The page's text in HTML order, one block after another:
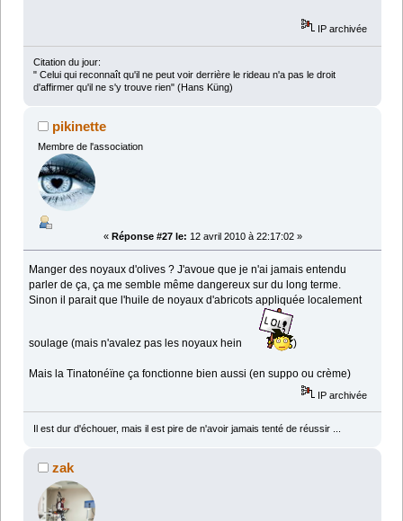
IP archivée
Citation du jour:
" Celui qui reconnaît qu'il ne peut voir derrière le rideau n'a pas le droit
d'affirmer qu'il ne s'y trouve rien" (Hans Küng)
pikinette
Membre de l'association
« Réponse #27 le: 12 avril 2010 à 22:17:02 »
Manger des noyaux d'olives ? J'avoue que je n'ai jamais entendu
parler de ça, ça me semble même dangereux sur du long terme.
Sinon il parait que l'huile de noyaux d'abricots appliquée localement
soulage (mais n'avalez pas les noyaux hein )
Mais la Tinatonéïne ça fonctionne bien aussi (en suppo ou crème)
IP archivée
Il est dur d'échouer, mais il est pire de n'avoir jamais tenté de réussir ...
zak